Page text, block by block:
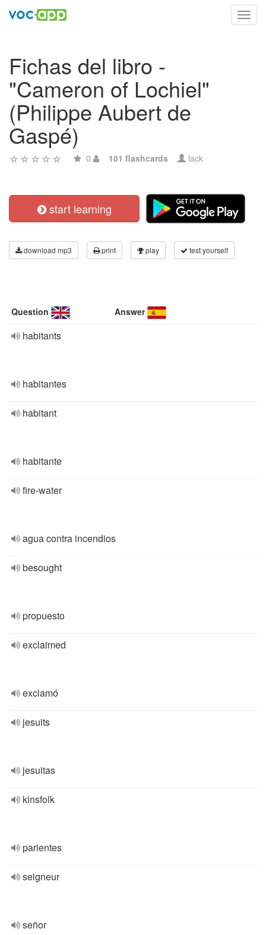
Fichas del libro -
"Cameron of Lochiel"
(Philippe Aubert de
Gaspé)
0 101 flashcards lack
start learning
download mp3 print play test yourself
Question Answer
habitants
habitantes
habitant
habitante
fire-water
agua contra incendios
besought
propuesto
exclaimed
exclamó
jesuits
jesuitas
kinsfolk
parientes
seigneur
señor